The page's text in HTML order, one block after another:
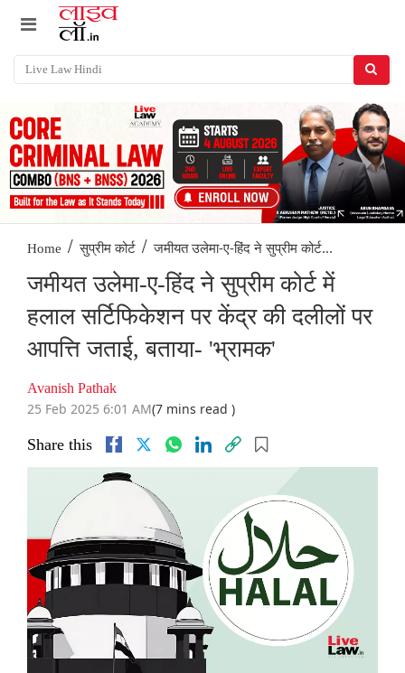
Home / सुप्रीम कोर्ट / जमीयत उलेमा-ए-हिंद ने सुप्रीम कोर्ट...
जमीयत उलेमा-ए-हिंद ने सुप्रीम कोर्ट में
हलाल सर्टिफिकेशन पर केंद्र की दलीलों पर
आपत्ति जताई, बताया- 'भ्रामक'
Avanish Pathak
25 Feb 2025 6:01 AM(7 mins read )
Share this